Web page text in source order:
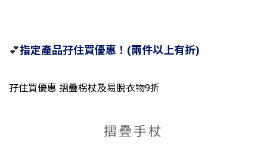
💕指定產品孖住買優惠！(兩件以上有折)
孖住買優惠 摺疊柺杖及易脫衣物9折
摺疊手杖